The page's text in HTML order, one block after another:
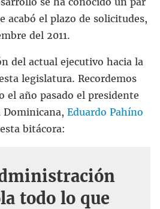
acabó el plazo de solicitudes,
del 2011.
del actual ejecutivo hacia la
legislatura. Recordemos
el año pasado el presidente
Dominicana, Eduardo Pahíno
bitácora:
todo lo que